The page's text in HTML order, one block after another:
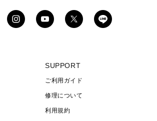
SUPPORT
ご利用ガイド
修理について
利用規約
InstagramYouTubeX